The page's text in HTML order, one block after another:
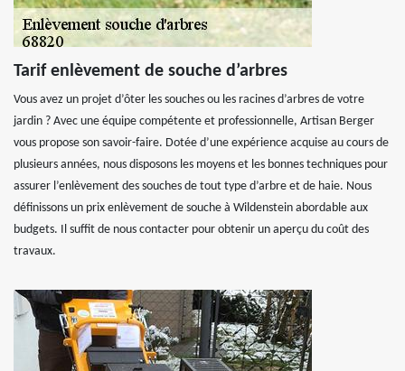
Tarif enlèvement de souche d’arbres
Vous avez un projet d’ôter les souches ou les racines d’arbres de votre
jardin ? Avec une équipe compétente et professionnelle, Artisan Berger
vous propose son savoir-faire. Dotée d’une expérience acquise au cours de
plusieurs années, nous disposons les moyens et les bonnes techniques pour
assurer l’enlèvement des souches de tout type d’arbre et de haie. Nous
définissons un prix enlèvement de souche à Wildenstein abordable aux
budgets. Il suffit de nous contacter pour obtenir un aperçu du coût des
travaux.